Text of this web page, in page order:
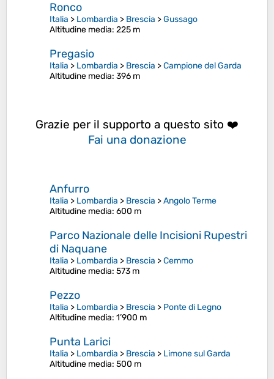
Ronco
Italia > Lombardia > Brescia >Gussago
Altitudine media: 225 m
Pregasio
Italia > Lombardia > Brescia >Campione del Garda
Altitudine media: 396 m
Grazie per il supporto a questo sito ❤️
Fai una donazione
Anfurro
Italia > Lombardia > Brescia >Angolo Terme
Altitudine media: 600 m
Parco Nazionale delle Incisioni Rupestri
di Naquane
Italia > Lombardia > Brescia >Cemmo
Altitudine media: 573 m
Pezzo
Italia > Lombardia > Brescia > Ponte di Legno
Altitudine media: 1’900 m
Punta Larici
Italia > Lombardia > Brescia > Limone sul Garda
Altitudine media: 500 m